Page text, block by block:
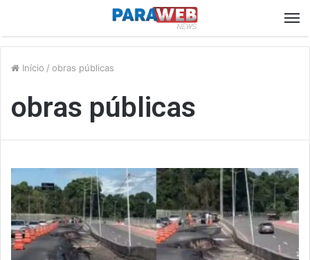
Início / obras públicas
obras públicas